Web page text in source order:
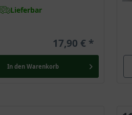
Lieferbar
17,90 €
In den Warenkorb